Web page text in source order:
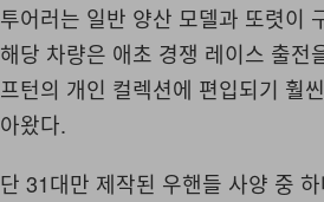
투어러는 일반 양산 모델과 또렷이
해당 차량은 애초 경쟁 레이스 출
프턴의 개인 컬렉션에 편입되기 훨
아왔다.
단 31대만 제작된 우핸들 사양 중